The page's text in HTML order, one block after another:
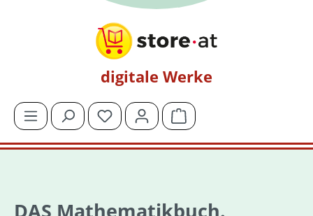
digitale Werke
Du hast 0 Produkte auf dem Merkzettel
Warenkorb enthält 0
DAS Mathematikbuch.